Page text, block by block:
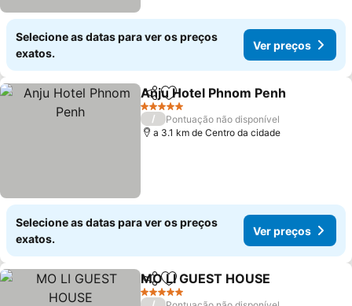
Selecione as datas para ver os preços
exatos.
Ver preços
PartilharAdicionar aos favoritos
Anju Hotel Phnom Penh
5 Estrelas
/
Pontuação não disponível
a 3.1 km de Centro da cidade
Selecione as datas para ver os preços
exatos.
Ver preços
PartilharAdicionar aos favoritos
MO LI GUEST HOUSE
5 Estrelas